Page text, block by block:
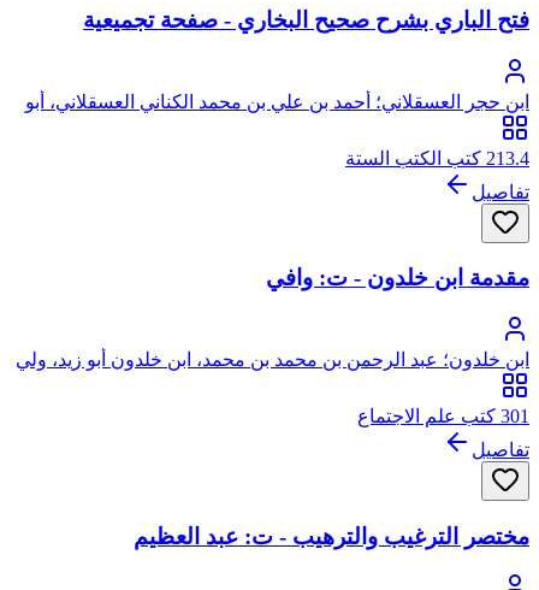
فتح الباري بشرح صحيح البخاري - صفحة تجميعية
ابن حجر العسقلاني؛ أحمد بن علي بن محمد الكناني العسقلاني، أبو
الفضل، شهاب الدين، ابن حجر
213.4 كتب الكتب الستة
تفاصيل
مقدمة ابن خلدون - ت: وافي
ابن خلدون؛ عبد الرحمن بن محمد بن محمد، ابن خلدون أبو زيد، ولي
الدين الحضرمي الإشبيلي، من ولد وائل بن حجر
301 كتب علم الاجتماع
تفاصيل
مختصر الترغيب والترهيب - ت: عبد العظيم